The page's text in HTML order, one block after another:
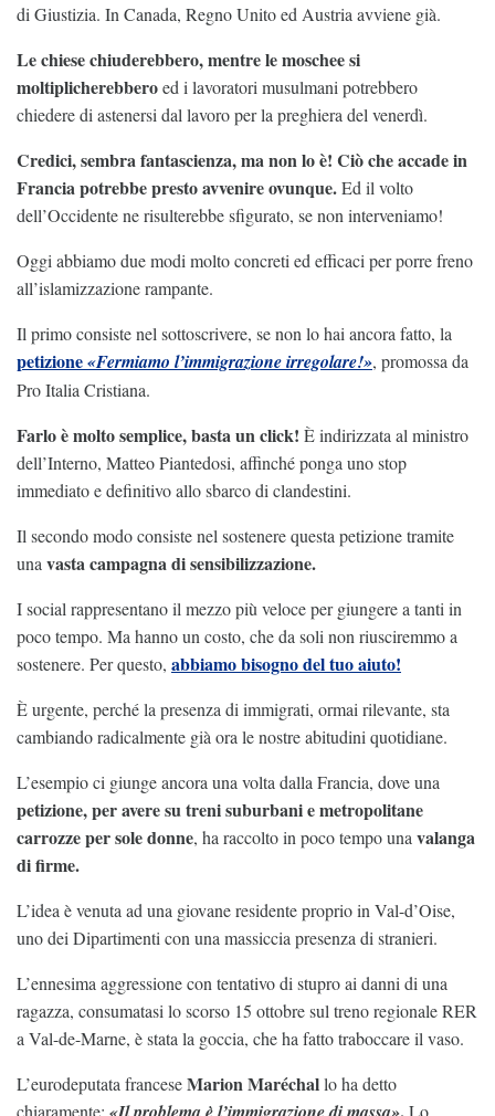
di Giustizia. In Canada, Regno Unito ed Austria avviene già.
Le chiese chiuderebbero, mentre le moschee si
moltiplicherebberoed i lavoratori musulmani potrebbero
chiedere di astenersi dal lavoro per la preghiera del venerdì.
Credici, sembra fantascienza, ma non lo è! Ciò che accade in
Francia potrebbe presto avvenire ovunque.Ed il volto
dell’Occidente ne risulterebbe sfigurato, se non interveniamo!
Oggi abbiamo due modi molto concreti ed efficaci per porre freno
all’islamizzazione rampante.
Il primo consiste nel sottoscrivere, se non lo hai ancora fatto, la
petizione«Fermiamo l’immigrazione irregolare!», promossa da
Pro Italia Cristiana.
Farlo è molto semplice, basta un click! È indirizzata al ministro
dell’Interno, Matteo Piantedosi, affinché ponga uno stop
immediato e definitivo allo sbarco di clandestini.
Il secondo modo consiste nel sostenere questa petizione tramite
unavasta campagna di sensibilizzazione.
I social rappresentano il mezzo più veloce per giungere a tanti in
poco tempo. Ma hanno un costo, che da soli non riusciremmo a
sostenere. Per questo, abbiamo bisogno del tuo aiuto!
È urgente, perché la presenza di immigrati, ormai rilevante, sta
cambiando radicalmente già ora le nostre abitudini quotidiane.
L’esempio ci giunge ancora una volta dalla Francia, dove una
petizione, per avere su treni suburbani e metropolitane
carrozze per sole donne, ha raccolto in poco tempo unavalanga
di firme.
L’idea è venuta ad una giovane residente proprio in Val-d’Oise,
uno dei Dipartimenti con una massiccia presenza di stranieri.
L’ennesima aggressione con tentativo di stupro ai danni di una
ragazza, consumatasi lo scorso 15 ottobre sul treno regionale RER
a Val-de-Marne, è stata la goccia, che ha fatto traboccare il vaso.
L’eurodeputata franceseMarion Maréchallo ha detto
chiaramente:
Lo